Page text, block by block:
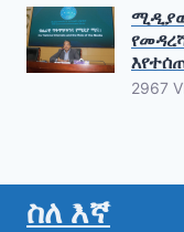
2967
ስለ እኛ